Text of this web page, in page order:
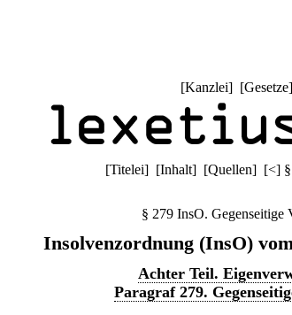
[Kanzlei] [Gesetze]
[Titelei] [Inhalt] [Quellen] [<]
§ 279 InsO. Gegenseitige
Insolvenzordnung (InsO)
Achter Teil.
Paragraf 279.